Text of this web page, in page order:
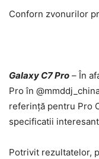
Conforn zvonurilor
Galaxy C7 Pro – În
Pro în
referință pentru Pro
specificatii
Potrivit rezultatelor,